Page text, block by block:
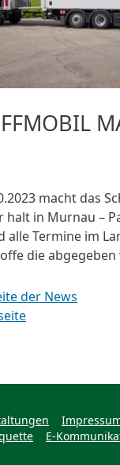
macht das
halt in Murnau –
alle Termine im
die
der News
E-